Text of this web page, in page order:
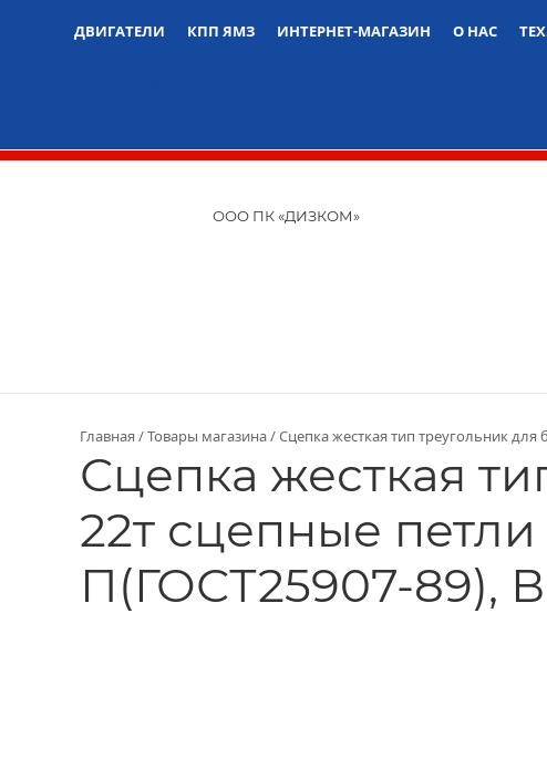
ДВИГАТЕЛИ
КПП ЯМЗ ИНТЕРНЕТ-МАГАЗИН О НАС
ООО ПК «ДИЗКОМ»
Главная Товары магазина Сцепка жесткая тип треугольник
Сцепка жесткая
22т сцепные
П(ГОСТ25907-89),